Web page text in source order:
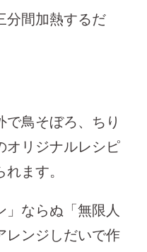
分間加熱するだ
で鳥そぼろ、ちり
オリジナルレシピ
ます。
」ならぬ「無限人
レンジしだいで作